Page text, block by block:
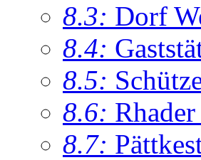
8.3: Dorf
8.4:
8.5:
8.6:
8.7: